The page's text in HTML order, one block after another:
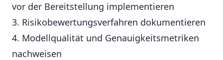
vor der Bereitstellung implementieren
Risikobewertungsverfahren dokumentieren
Modellqualität und Genauigkeitsmetriken
nachweisen